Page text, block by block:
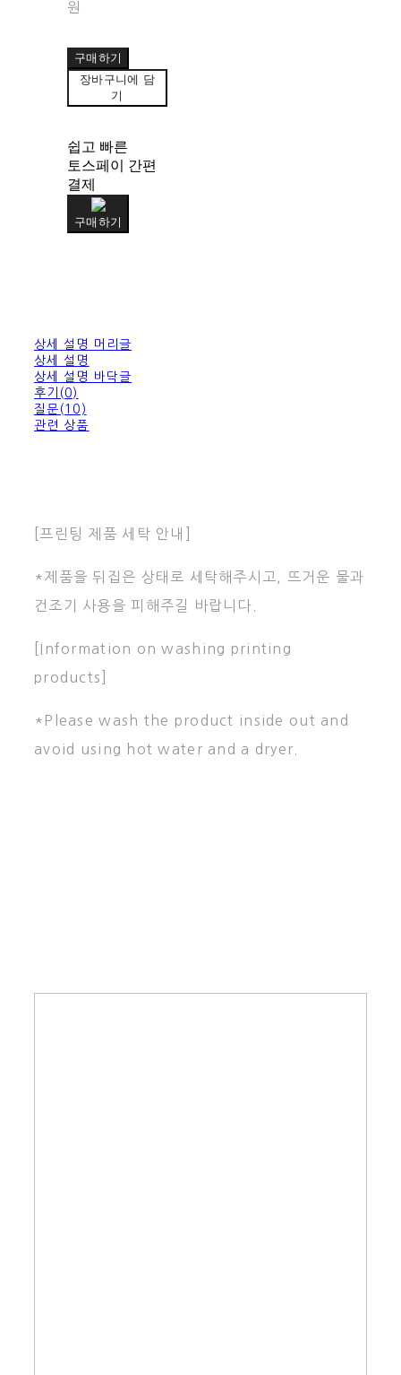
원
구매하기
장바구니에 담
기
쉽고 빠른
토스페이 간편
결제
구매하기
상세 설명 머리글
상세 설명
상세 설명 바닥글
후기(0)
질문(10)
관련 상품
[프린팅 제품 세탁 안내]
*제품을 뒤집은 상태로 세탁해주시고, 뜨거운 물과
건조기 사용을 피해주길 바랍니다.
[Information on washing printing
products]
*Please wash the product inside out and
avoid using hot water and a dryer.